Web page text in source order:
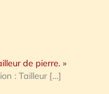
de pierre. »
: Tailleur […]